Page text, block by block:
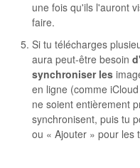
une fois qu'ils l'auront
faire.
Si tu télécharges
aura peut-être besoin d'
synchroniser les
en ligne (comme
ne soient entièrement
synchronisent, puis tu
ou « Ajouter » pour les